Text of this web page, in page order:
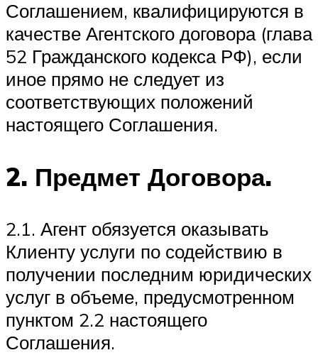
Соглашением, квалифицируются в
качестве Агентского договора (глава
52 Гражданского кодекса РФ), если
иное прямо не следует из
соответствующих положений
настоящего Соглашения.
2. Предмет Договора.
2.1. Агент обязуется оказывать
Клиенту услуги по содействию в
получении последним юридических
услуг в объеме, предусмотренном
пунктом 2.2 настоящего
Соглашения.